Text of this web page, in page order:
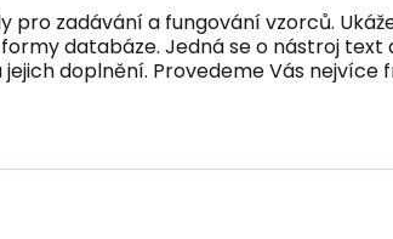
pro zadávání a fungování vzorců.
databáze. Jedná se o nástroj text
doplnění. Provedeme Vás